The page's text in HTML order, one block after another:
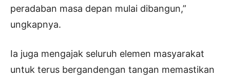
peradaban masa depan mulai dibangun,”
ungkapnya.
Ia juga mengajak seluruh elemen masyarakat
untuk terus bergandengan tangan memastikan